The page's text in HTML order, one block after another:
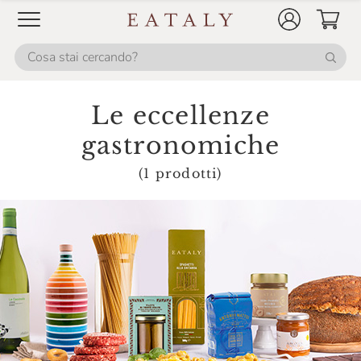
Le eccellenze
gastronomiche
(1 prodotti)
La Panetteria Di Eataly
La Valdotaine
Latteria Di Branzi
Macelleria Marini
Maison Bertolin
Majani
Mamma Mia